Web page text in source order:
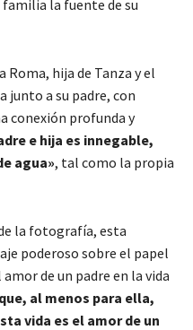
familia la fuente de su
Roma, hija de Tanza y el
junto a su padre, con
conexión profunda y
e hija es innegable,
agua», tal como la propia
la fotografía, esta
poderoso sobre el papel
de un padre en la vida
al menos para ella,
vida es el amor de un